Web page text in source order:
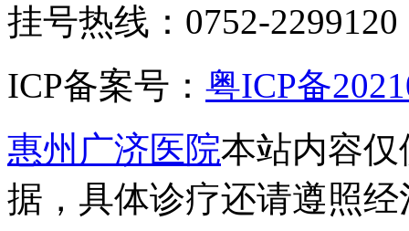
挂号热线：0752-2299120
ICP备案号： 粤ICP备
惠州广济医院本站内容
据，具体诊疗还请遵照